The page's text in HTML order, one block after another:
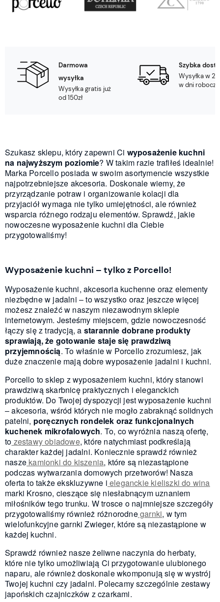
Darmowa
wysyłka
Wysyłka gratis już
od 150zł
Szybka
Wysyłka w
w dni robocze
Szukasz sklepu, który zapewni Ci wyposażenie kuchni
na najwyższym poziomie? W takim razie trafiłeś idealnie!
Marka Porcello posiada w swoim asortymencie wszystkie
najpotrzebniejsze akcesoria. Doskonale wiemy, że
przyrządzanie potraw i organizowanie kolacji dla
przyjaciół wymaga nie tylko umiejętności, ale również
wsparcia różnego rodzaju elementów. Sprawdź, jakie
nowoczesne wyposażenie kuchni dla Ciebie
przygotowaliśmy!
Wyposażenie kuchni – tylko z Porcello!
Wyposażenie kuchni, akcesoria kuchenne oraz elementy
niezbędne w jadalni – to wszystko oraz jeszcze więcej
możesz znaleźć w naszym niezawodnym sklepie
internetowym. Jesteśmy miejscem, gdzie nowoczesność
łączy się z tradycją, a starannie dobrane produkty
sprawiają, że gotowanie staje się prawdziwą
przyjemnością. To właśnie w Porcello zrozumiesz, jak
duże znaczenie mają dobre wyposażenie jadalni i kuchni.
Porcello to sklep z wyposażeniem kuchni, który stanowi
prawdziwą skarbnicę praktycznych i eleganckich
produktów. Do Twojej dyspozycji jest wyposażenie kuchni
– akcesoria, wśród których nie mogło zabraknąć solidnych
patelni, poręcznych rondelek oraz funkcjonalnych
kuchenek mikrofalowych. To, co wyróżnia naszą ofertę,
to zestawy obiadowe, które natychmiast podkreślają
charakter każdej jadalni. Koniecznie sprawdź również
nasze kamionki do kiszenia, które są niezastąpione
podczas wytwarzania domowych przetworów! Nasza
oferta to także ekskluzywne i eleganckie kieliszki do wina
marki Krosno, cieszące się niesłabnącym uznaniem
miłośników tego trunku. W trosce o najmniejsze szczegóły
przygotowaliśmy również różnorodnegarnki, w tym
wielofunkcyjne garnki Zwieger, które są niezastąpione w
każdej kuchni.
Sprawdź również nasze żeliwne naczynia do herbaty,
które nie tylko umożliwiają Ci przygotowanie ulubionego
naparu, ale również doskonale wkomponują się w wystrój
Twojej kuchni czy jadalni. Polecamy szczególnie zestawy
japońskich czajniczków z czarkami.